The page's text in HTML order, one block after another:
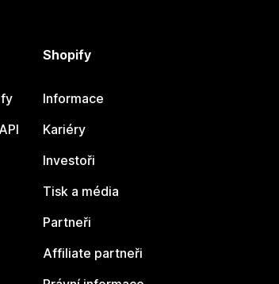
Shopify
Informace
Kariéry
Investoři
Tisk a média
Partneři
Affiliate partneři